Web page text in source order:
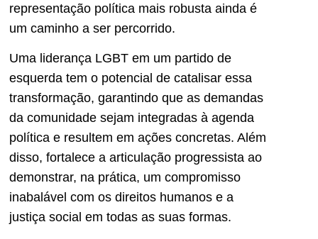
representação política mais robusta ainda é
um caminho a ser percorrido.
Uma liderança LGBT em um partido de
esquerda tem o potencial de catalisar essa
transformação, garantindo que as demandas
da comunidade sejam integradas à agenda
política e resultem em ações concretas. Além
disso, fortalece a articulação progressista ao
demonstrar, na prática, um compromisso
inabalável com os direitos humanos e a
justiça social em todas as suas formas.